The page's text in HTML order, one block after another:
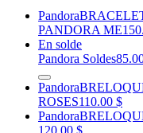
Pandora
PANDORA ME
En solde
Pandora Soldes
Pandora
ROSES110.00 $
Pandora
120.00 $